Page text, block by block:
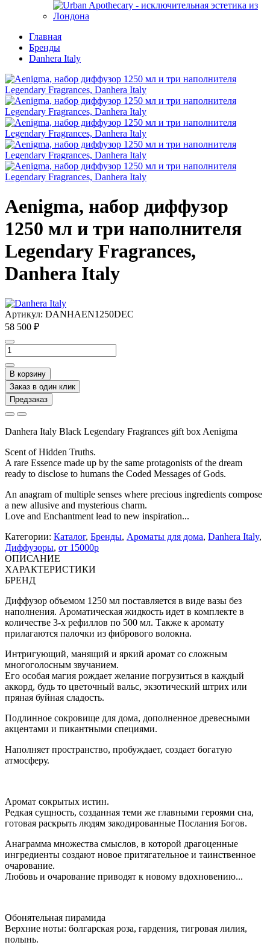
Главная
Бренды
Danhera Italy
Aenigma, набор диффузор
1250 мл и три наполнителя
Legendary Fragrances,
Danhera Italy
Артикул: DANHAEN1250DEC
58 500 ₽
В корзину
Заказ в один клик
Предзаказ
Danhera Italy Black Legendary Fragrances gift box Aenigma
Scent of Hidden Truths.
A rare Essence made up by the same protagonists of the dream
ready to disclose to humans the Coded Messages of Gods.
An anagram of multiple senses where precious ingredients compose
a new allusive and mysterious charm.
Love and Enchantment lead to new inspiration...
Категории: Каталог, Бренды, Ароматы для дома, Danhera Italy,
Диффузоры, от 15000р
ОПИСАНИЕ
ХАРАКТЕРИСТИКИ
БРЕНД
Диффузор объемом 1250 мл поставляется в виде вазы без
наполнения. Ароматическая жидкость идет в комплекте в
количестве 3-х рефиллов по 500 мл. Также к аромату
прилагаются палочки из фибрового волокна.
Интригующий, манящий и яркий аромат со сложным
многоголосным звучанием.
Его особая магия рождает желание погрузиться в каждый
аккорд, будь то цветочный вальс, экзотический штрих или
пряная буйная сладость.
Подлинное сокровище для дома, дополненное древесными
акцентами и пикантными специями.
Наполняет пространство, пробуждает, создает богатую
атмосферу.
Аромат сокрытых истин.
Редкая сущность, созданная теми же главными героями сна,
готовая раскрыть людям закодированные Послания Богов.
Анаграмма множества смыслов, в которой драгоценные
ингредиенты создают новое притягательное и таинственное
очарование.
Любовь и очарование приводят к новому вдохновению...
Обонятельная пирамида
Верхние ноты: болгарская роза, гардения, тигровая лилия,
полынь.